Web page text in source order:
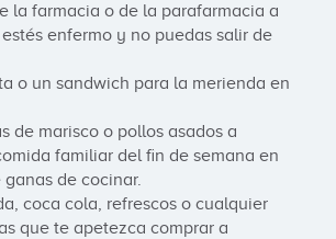
la farmacia o de la parafarmacia a
enfermo y no puedas salir de
o un sandwich para la merienda en
de marisco o pollos asados a
familiar del fin de semana en
de cocinar.
coca cola, refrescos o cualquier
que te apetezca comprar a